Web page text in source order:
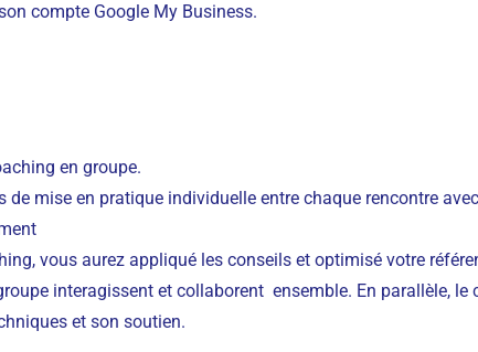
compte Google My Business.
en groupe.
de mise en pratique individuelle entre chaque rencontre
vous aurez appliqué les conseils et optimisé votre
interagissent et collaborent ensemble. En parallèle, le
et son soutien.